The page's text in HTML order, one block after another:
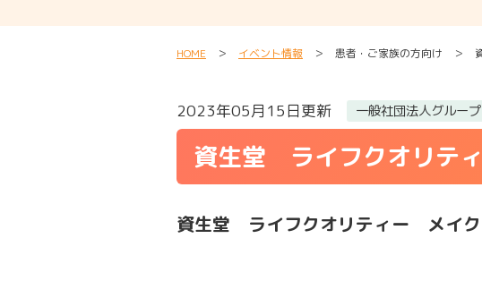
HOME ＞ イベント情報 ＞ 患者・ご家族の方向け ＞
2023年05月15日更新 一般社団法人グルー
資生堂 ライフクオリテ
資生堂 ライフクオリティー メイ